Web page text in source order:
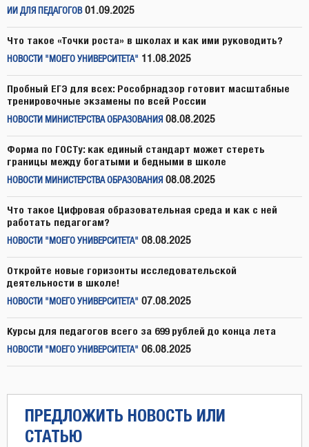
ИИ ДЛЯ ПЕДАГОГОВ 01.09.2025
Что такое «Точки роста» в школах и как ими руководить?
НОВОСТИ "МОЕГО УНИВЕРСИТЕТА" 11.08.2025
Пробный ЕГЭ для всех: Рособрнадзор готовит масштабные
тренировочные экзамены по всей России
НОВОСТИ МИНИСТЕРСТВА ОБРАЗОВАНИЯ 08.08.2025
Форма по ГОСТу: как единый стандарт может стереть
границы между богатыми и бедными в школе
НОВОСТИ МИНИСТЕРСТВА ОБРАЗОВАНИЯ 08.08.2025
Что такое Цифровая образовательная среда и как с ней
работать педагогам?
НОВОСТИ "МОЕГО УНИВЕРСИТЕТА" 08.08.2025
Откройте новые горизонты исследовательской
деятельности в школе!
НОВОСТИ "МОЕГО УНИВЕРСИТЕТА" 07.08.2025
Курсы для педагогов всего за 699 рублей до конца лета
НОВОСТИ "МОЕГО УНИВЕРСИТЕТА" 06.08.2025
ПРЕДЛОЖИТЬ НОВОСТЬ ИЛИ
СТАТЬЮ